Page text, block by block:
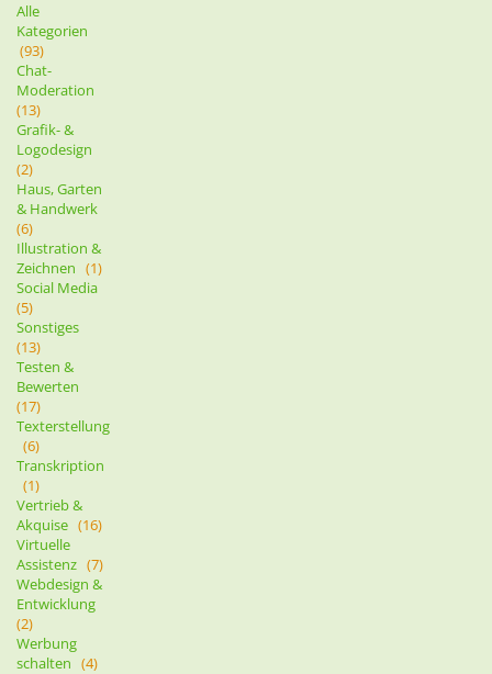
Alle
Kategorien
(93)
Chat-
Moderation
(13)
Grafik- &
Logodesign
(2)
Haus, Garten
& Handwerk
(6)
Illustration &
Zeichnen (1)
Social Media
(5)
Sonstiges
(13)
Testen &
Bewerten
(17)
Texterstellung
(6)
Transkription
(1)
Vertrieb &
Akquise (16)
Virtuelle
Assistenz (7)
Webdesign &
Entwicklung
(2)
Werbung
schalten (4)